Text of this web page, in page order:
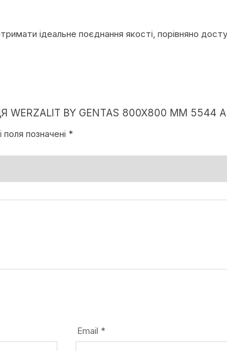
ідеальне поєднання якості, порівняно
WERZALIT BY GENTAS 800X800 ММ 5544
поля позначені *
Email *